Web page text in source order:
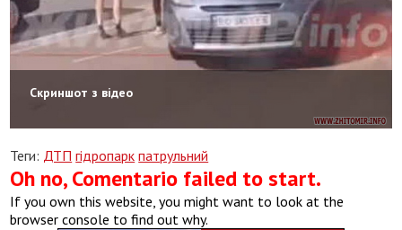
Скриншот з відео
Теги: ДТП гідропарк патрульний
Oh no, Comentario failed to start.
If you own this website, you might want to look at the
browser console to find out why.